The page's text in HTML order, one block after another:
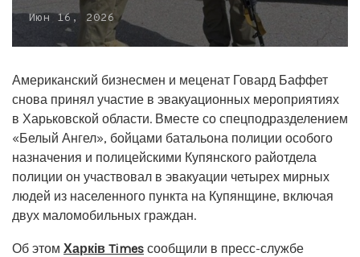
Июн 16, 2026
Американский бизнесмен и меценат Говард Баффет
снова принял участие в эвакуационных мероприятиях
в Харьковской области. Вместе со спецподразделением
«Белый Ангел», бойцами батальона полиции особого
назначения и полицейскими Купянского райотдела
полиции он участвовал в эвакуации четырех мирных
людей из населенного пункта на Купянщине, включая
двух маломобильных граждан.
Об этом Харків Times сообщили в пресс-службе